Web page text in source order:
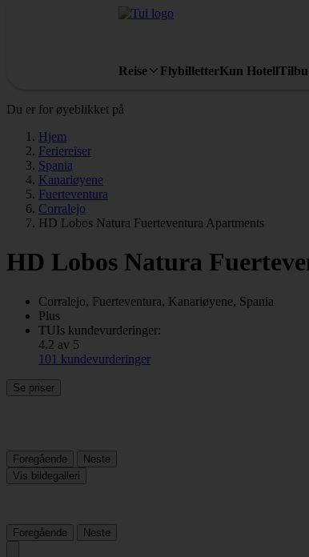
Reise FlybilletterKun Hotell
Du er for øyeblikket på
Hjem
Feriereiser
Spania
Kanariøyene
Fuerteventura
Corralejo
HD Lobos Natura Fuerteventura Apartments
HD Lobos Natura
Corralejo, Fuerteventura, Kanariøyene, Spania
Plus
TUIs kundevurderinger:
4.2 av 5
101 kundevurderinger
Se priser
Foregående
Neste
Vis bildegalleri
Foregående Neste